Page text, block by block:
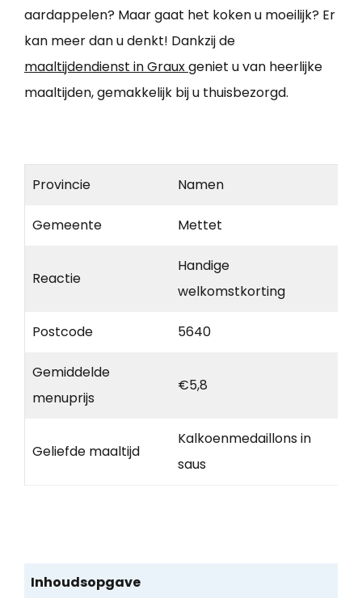
aardappelen? Maar gaat het koken u moeilijk? Er
kan meer dan u denkt! Dankzij de
maaltijdendienst in Grauxgeniet u van heerlijke
maaltijden, gemakkelijk bij u thuisbezorgd.
Provincie Namen
Gemeente Mettet
Reactie
Handige
welkomstkorting
Postcode 5640
Gemiddelde
menuprijs
€5,8
Geliefde maaltijd
Kalkoenmedaillons in
saus
Inhoudsopgave